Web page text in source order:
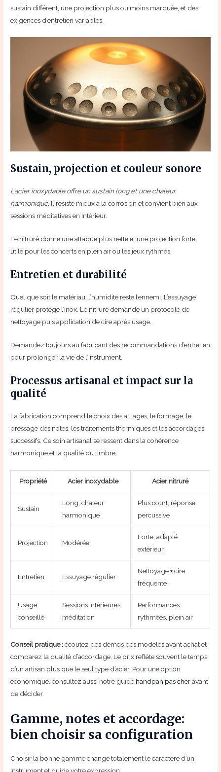
sustain différent, une projection plus ou moins marquée, et des
exigences d’entretien variables.
Sustain, projection et couleur sonore
L’acier inoxydable offre un sustain long et une chaleur
harmonique. Il résiste mieux à la corrosion et convient bien aux
sessions méditatives en intérieur.
Le nitruré donne une attaque plus nette et une projection forte,
utile pour les concerts en plein air ou les jeux rythmés.
Entretien et durabilité
Quel que soit le matériau, l’humidité reste l’ennemi. L’essuyage
régulier protège l’inox. Le nitruré demande un protocole de
nettoyage puis application de cire après usage.
Demandez toujours au fabricant des recommandations d’entretien
pour prolonger la vie de l’instrument.
Processus artisanal et impact sur la
qualité
La fabrication comprend le choix des alliages, le formage, le
pressage des notes, les traitements thermiques et les accordages
successifs. Ce soin artisanal se ressent dans la cohérence
harmonique et la qualité du timbre.
Propriété Acier inoxydable Acier nitruré
Sustain
Long, chaleur
harmonique
Plus court, réponse
percussive
Projection Modérée
Forte, adapté
extérieur
Entretien Essuyage régulier
Nettoyage + cire
fréquente
Usage
conseillé
Sessions intérieures,
méditation
Performances
rythmées, plein air
Conseil pratique :écoutez des démos des modèles avant achat et
comparez la qualité d’accordage. Le prix reflète souvent le temps
d’un artisan plus que le seul type d’acier. Pour une option
économique, consultez aussi notre guide handpan pas cheravant
de décider.
Gamme, notes et accordage:
bien choisir sa configuration
Choisir la bonne gamme change totalement le caractère d’un